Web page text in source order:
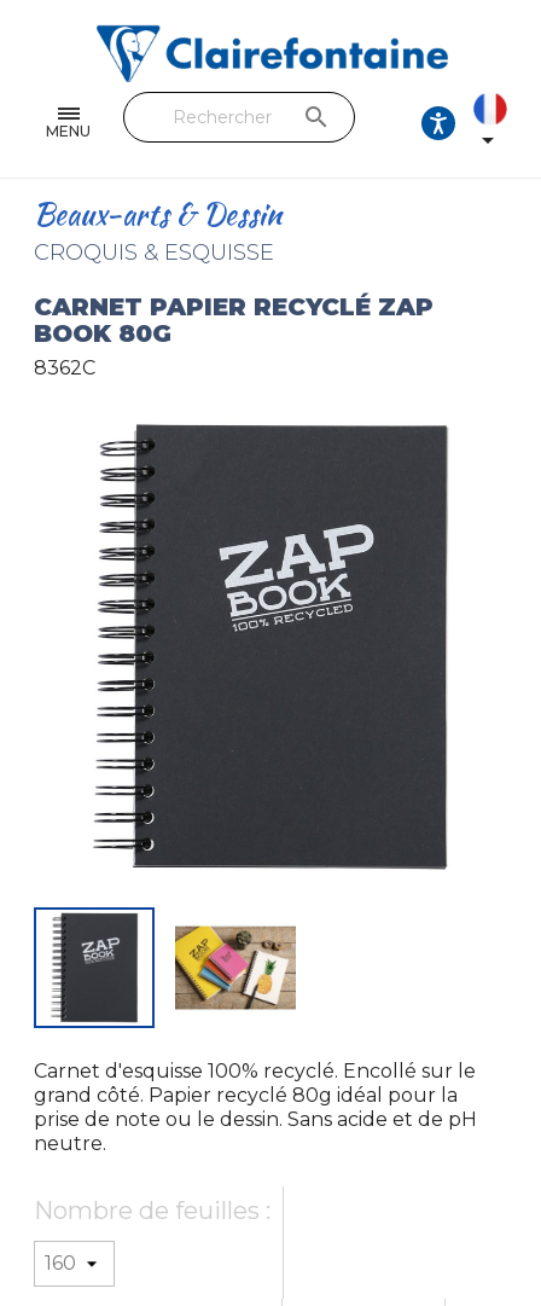
MENU
Feuilles & Copies
Beaux-arts & Dessin
Loisirs créatifs
Cuir & trousses
Toutes les collections
search

Beaux-arts & Dessin
CROQUIS & ESQUISSE
CARNET PAPIER RECYCLÉ ZAP
BOOK 80G
8362C
Carnet d'esquisse 100% recyclé. Encollé sur le
grand côté. Papier recyclé 80g idéal pour la
prise de note ou le dessin. Sans acide et de pH
neutre.
Nombre de feuilles :